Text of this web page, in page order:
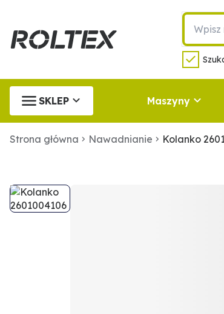
SKLEP Maszyny
Strona główna Nawadnianie Kolanko